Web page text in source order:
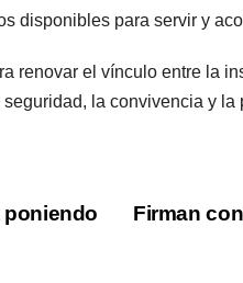
disponibles para servir y
renovar el vínculo entre la
la convivencia y la
Firman
poniendo